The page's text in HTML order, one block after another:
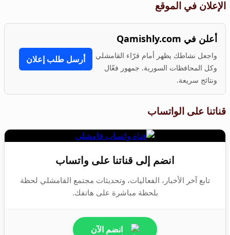
الإعلان في الموقع
أعلن في Qamishly.com
واجعل نشاطك يظهر أمام قرّاء القامشلي
وكل المحافظات السورية. جمهور فعّال
ونتائج سريعة.
أرسل طلب إعلان
قناتنا على الواتساب
انضم إلى قناتنا على واتساب
تابع آخر الأخبار، الفعاليات، وتحديثات مجتمع القامشلي لحظة
بلحظة مباشرة على هاتفك.
انضم الآن